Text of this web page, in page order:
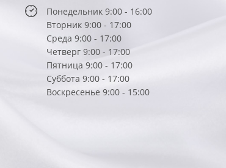
Понедельник 9:00 - 16:00
Вторник 9:00 - 17:00
Среда 9:00 - 17:00
Четверг 9:00 - 17:00
Пятница 9:00 - 17:00
Суббота 9:00 - 17:00
Воскресенье 9:00 - 15:00